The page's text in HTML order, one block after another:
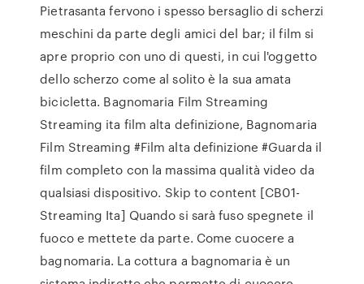
Pietrasanta fervono i spesso bersaglio di scherzi
meschini da parte degli amici del bar; il film si
apre proprio con uno di questi, in cui l'oggetto
dello scherzo come al solito è la sua amata
bicicletta. Bagnomaria Film Streaming
Streaming ita film alta definizione, Bagnomaria
Film Streaming #Film alta definizione #Guarda il
film completo con la massima qualità video da
qualsiasi dispositivo. Skip to content [CB01-
Streaming Ita] Quando si sarà fuso spegnete il
fuoco e mettete da parte. Come cuocere a
bagnomaria. La cottura a bagnomaria è un